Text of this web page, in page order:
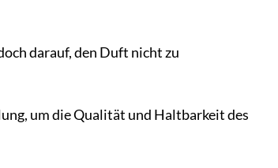
darauf, den Duft nicht zu
um die Qualität und Haltbarkeit des